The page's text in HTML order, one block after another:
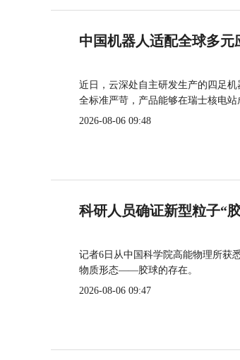
中国机器人适配全球多元
近日，云深处自主研发生产的四足
全标准严苛，产品能够在瑞士核电
2026-08-06 09:48
科研人员确证新型粒子“
记者6日从中国科学院高能物理所获
物质形态——胶球的存在。
2026-08-06 09:47